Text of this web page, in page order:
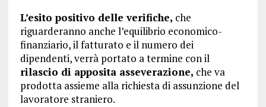
L’esito positivo delle verifiche, che
riguarderanno anche l’equilibrio economico-
finanziario, il fatturato e il numero dei
dipendenti, verrà portato a termine con il
rilascio di apposita asseverazione, che va
prodotta assieme alla richiesta di assunzione del
lavoratore straniero.